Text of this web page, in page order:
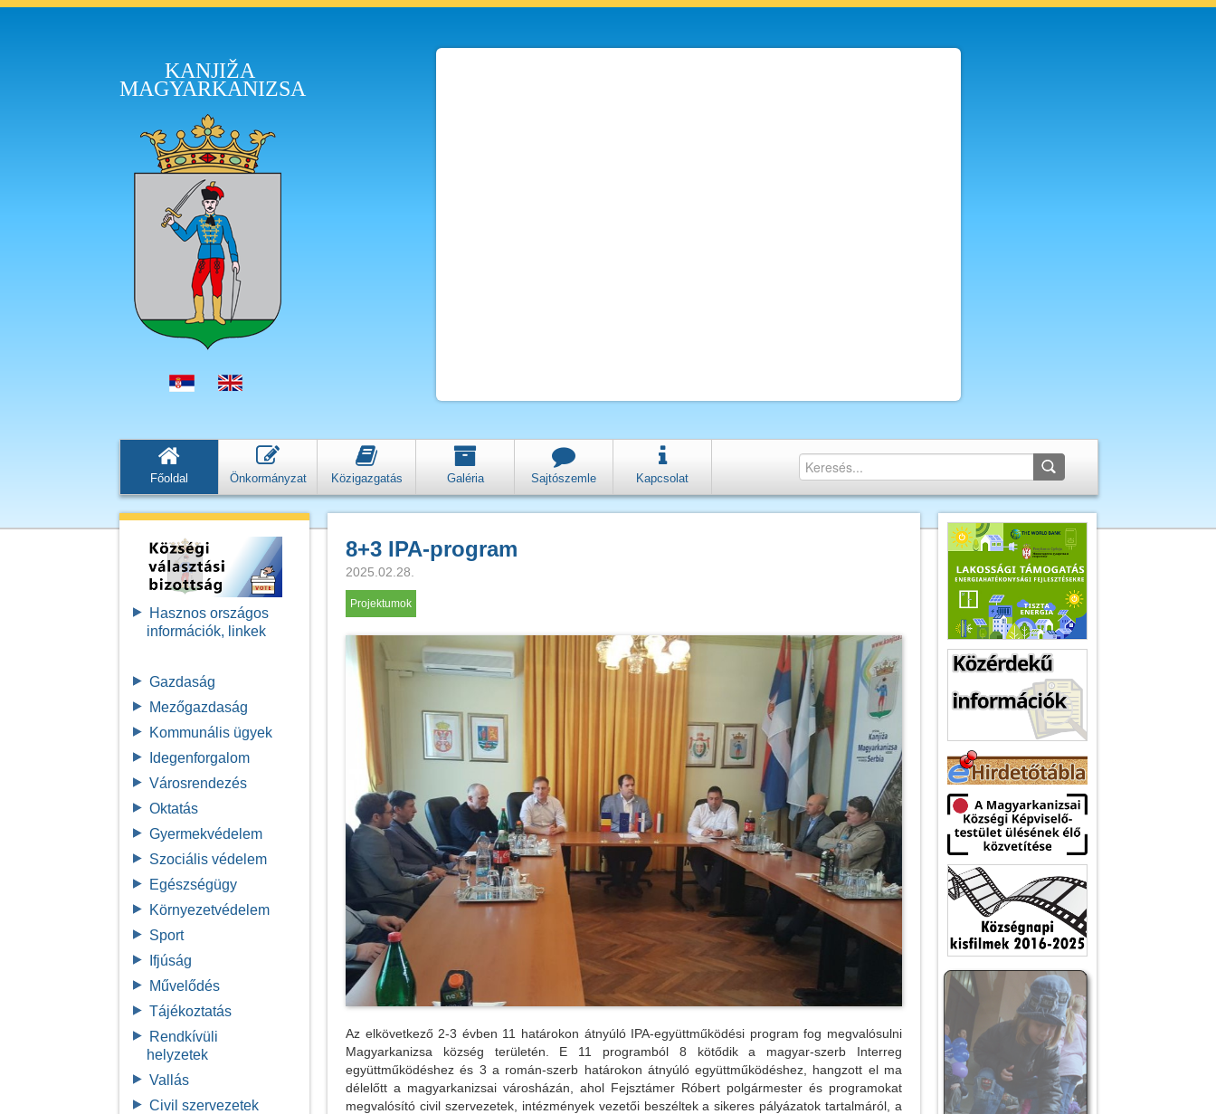
KANJIŽA
MAGYARKANIZSA
Főoldal Önkormányzat Közigazgatás Galéria Sajtószemle Kapcsolat
Hasznos országos
információk, linkek
Gazdaság
Mezőgazdaság
Kommunális ügyek
Idegenforgalom
Városrendezés
Oktatás
Gyermekvédelem
Szociális védelem
Egészségügy
Környezetvédelem
Sport
Ifjúság
Művelődés
Tájékoztatás
Rendkívüli
helyzetek
Vallás
Civil szervezetek
8+3 IPA-program
2025.02.28.
Projektumok
Az elkövetkező 2-3 évben 11 határokon átnyúló IPA-együttműködési program fog megvalósulni
Magyarkanizsa község területén. E 11 programból 8 kötődik a magyar-szerb Interreg
együttműködéshez és 3 a román-szerb határokon átnyúló együttműködéshez, hangzott el ma
délelőtt a magyarkanizsai városházán, ahol Fejsztámer Róbert polgármester és programokat
megvalósító civil szervezetek, intézmények vezetői beszéltek a sikeres pályázatok tartalmáról, a